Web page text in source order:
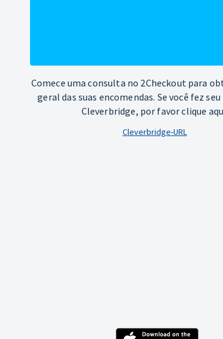
Comece uma consulta no 2Checkout para
geral das suas encomendas. Se você fez
Cleverbridge, por favor clique
Cleverbridge-URL